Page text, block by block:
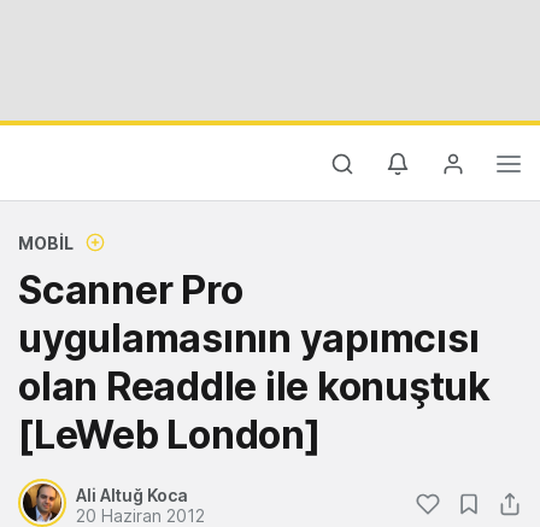
MOBIL
Scanner Pro
uygulamasının yapımcısı
olan Readdle ile konuştuk
[LeWeb London]
Ali Altuğ Koca
20 Haziran 2012